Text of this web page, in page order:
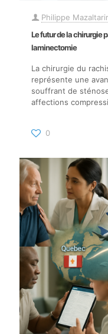
Philippe
Le futur de la chirurgie
laminectomie
La chirurgie du
représente une
souffrant de
affections
0